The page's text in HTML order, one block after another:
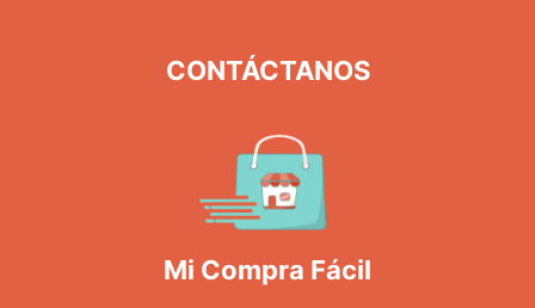
CONTÁCTANOS
Mi Compra Fácil